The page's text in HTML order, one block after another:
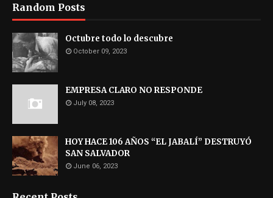
Random Posts
Octubre todo lo descubre
October 09, 2023
EMPRESA CLARO NO RESPONDE
July 08, 2023
HOY HACE 106 AÑOS “EL JABALÍ” DESTRUYÓ
SAN SALVADOR
June 06, 2023